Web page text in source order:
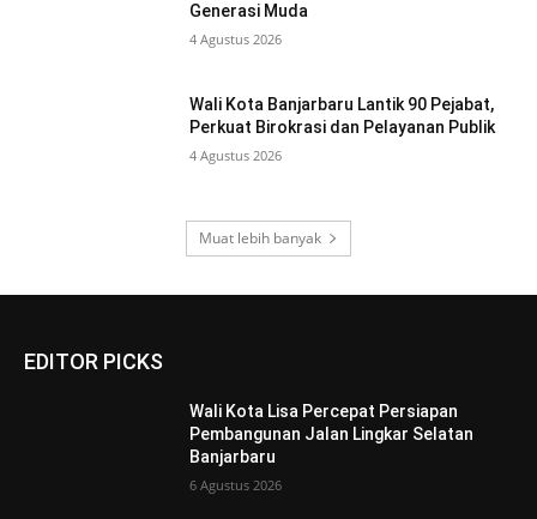
Generasi Muda
4 Agustus 2026
Wali Kota Banjarbaru Lantik 90 Pejabat,
Perkuat Birokrasi dan Pelayanan Publik
4 Agustus 2026
Muat lebih banyak
EDITOR PICKS
Wali Kota Lisa Percepat Persiapan
Pembangunan Jalan Lingkar Selatan
Banjarbaru
6 Agustus 2026